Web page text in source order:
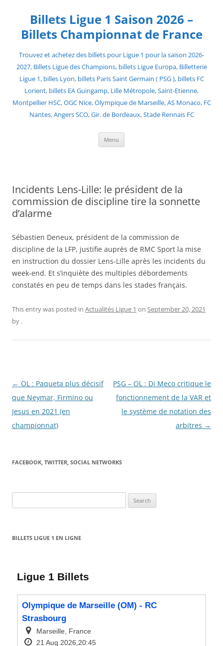
contentBillets Ligue 1 Saison 2026 –
Billets Championnat de France
Trouvez et achetez des billets pour Ligue 1 pour la saison 2026-
2027, Billets Ligue des Champions, billets Ligue Europa, Billetterie
Ligue 1, billes Lyon, billets Paris Saint Germain ( PSG ), billets FC
Lorient, billets EA Guingamp, Lille Métropole, Saint-Etienne,
Montpellier HSC, OGC Nice, Olympique de Marseille, AS Monaco, FC
Nantes, Angers SCO, Gir. de Bordeaux, Stade Rennais FC
Menu
Incidents Lens-Lille: le président de la
commission de discipline tire la sonnette
d’alarme
Sébastien Deneux, président de la commission de
discipline de la LFP, justifie auprès de RMC Sport la mise
en instruction du dossier Lens-Lille après les incidents du
week-end. Et s’inquiète des multiples débordements
constatés en peu de temps dans les stades français.
This entry was posted in Actualités Ligue 1 on September 20, 2021
by .
Post
navigation
← OL : Paqueta plus décisif
que Neymar, Firmino ou
Jesus en 2021 (en
championnat)
PSG – OL : Di Meco critique le
fonctionnement de la VAR et
le système de notation des
arbitres →
FACEBOOK, TWITTER, SOCIAL NETWORKS
for:
BILLETS LIGUE 1 EN LIGNE